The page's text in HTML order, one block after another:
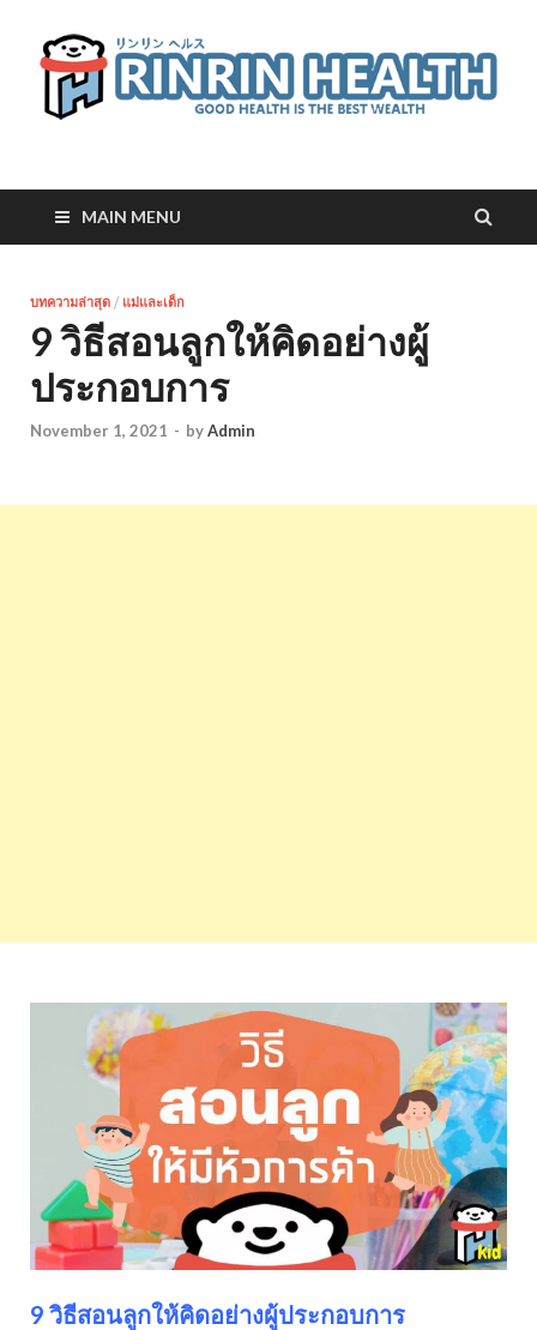
RinRin Health
MAIN MENU
บทความล่าสุด / แม่และเด็ก
9 วิธีสอนลูกให้คิดอย่างผู้
ประกอบการ
November 1, 2021 - byAdmin
9 วิธีสอนลูกให้คิดอย่างผู้ประกอบการ